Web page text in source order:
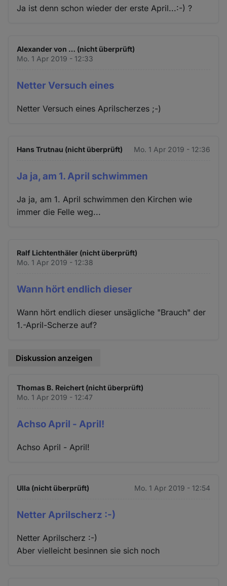
Ja ist denn schon wieder der erste April...:-) ?
Alexander von … (nicht überprüft)
Mo. 1 Apr 2019 - 12:33
Netter Versuch eines
Netter Versuch eines Aprilscherzes ;-)
Hans Trutnau (nicht überprüft) Mo. 1 Apr 2019 - 12:36
Ja ja, am 1. April schwimmen
Ja ja, am 1. April schwimmen den Kirchen wie
immer die Felle weg...
Ralf Lichtenthäler (nicht überprüft)
Mo. 1 Apr 2019 - 12:38
Wann hört endlich dieser
Wann hört endlich dieser unsägliche "Brauch" der
1.-April-Scherze auf?
Diskussion anzeigen
Thomas B. Reichert (nicht überprüft)
Mo. 1 Apr 2019 - 12:47
Achso April - April!
Achso April - April!
Ulla (nicht überprüft) Mo. 1 Apr 2019 - 12:54
Netter Aprilscherz :-)
Netter Aprilscherz :-)
Aber vielleicht besinnen sie sich noch